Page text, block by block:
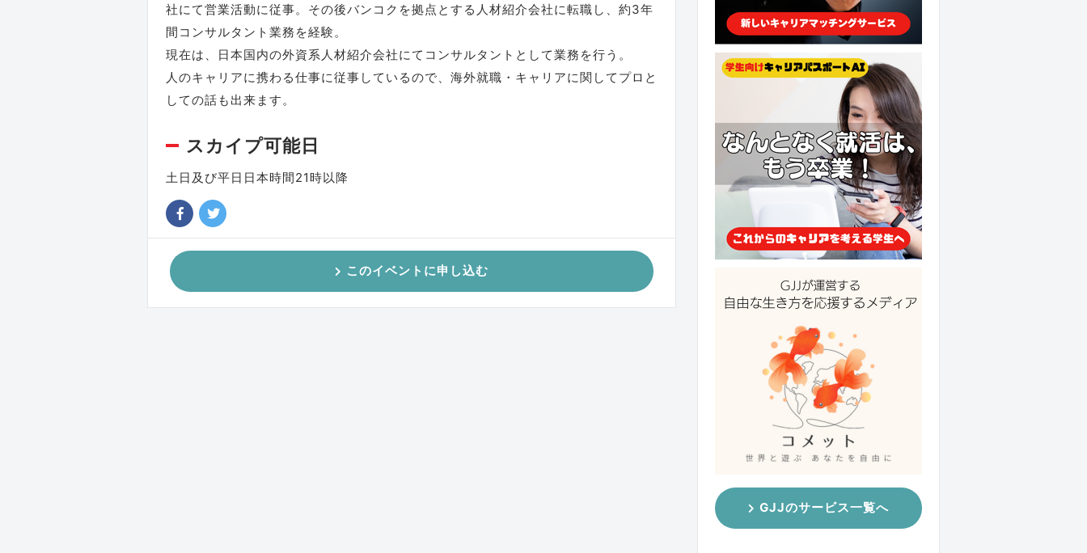
社にて営業活動に従事。その後バンコクを拠点とする人材紹介会社に転職し、約3年
間コンサルタント業務を経験。
現在は、日本国内の外資系人材紹介会社にてコンサルタントとして業務を行う。
人のキャリアに携わる仕事に従事しているので、海外就職・キャリアに関してプロと
しての話も出来ます。
スカイプ可能日
土日及び平日日本時間21時以降
このイベントに申し込む
GJJのサービス一覧へ